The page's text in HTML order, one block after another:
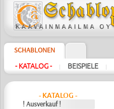
SCHABLONEN
- KATALOG - | BEISPIELE |
- KATALOG -
! Ausverkauf !